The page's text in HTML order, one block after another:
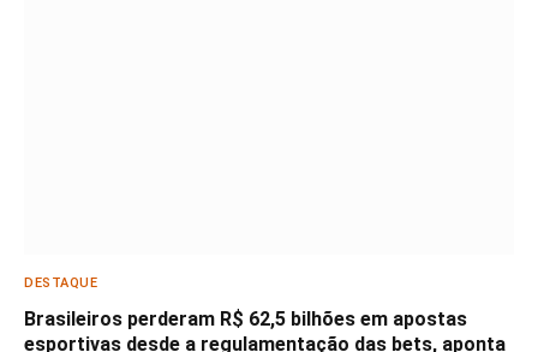
DESTAQUE
Brasileiros perderam R$ 62,5 bilhões em apostas
esportivas desde a regulamentação das bets, aponta